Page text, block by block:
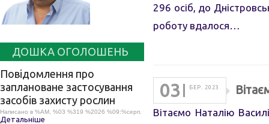
ДОШКА ОГОЛОШЕНЬ
Повідомлення про
заплановане застосування
засобів захисту рослин
Написано в %AM, %03 %319 %2026 %09:%серп.
Детальніше
296 осіб, до
роботу вдалося…
03 БЕР. 2023
Вітаємо Наталію